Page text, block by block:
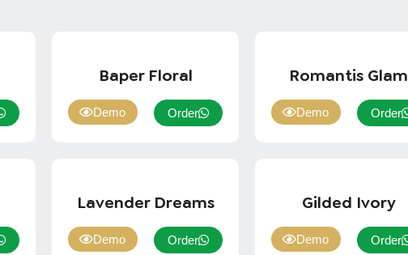
Baper Floral
Demo Order
Romantis Glam
Demo Order
Lavender Dreams
Demo Order
Gilded Ivory
Demo Order